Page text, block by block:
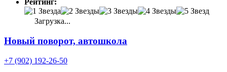
Рейтинг:
Загрузка...
Новый поворот, автошкола
+7 (902) 192-26-50